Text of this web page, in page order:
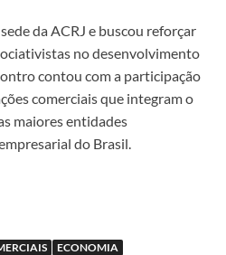
da ACRJ e buscou reforçar
no desenvolvimento
contou com a participação
comerciais que integram o
maiores entidades
do Brasil.
ECONOMIA